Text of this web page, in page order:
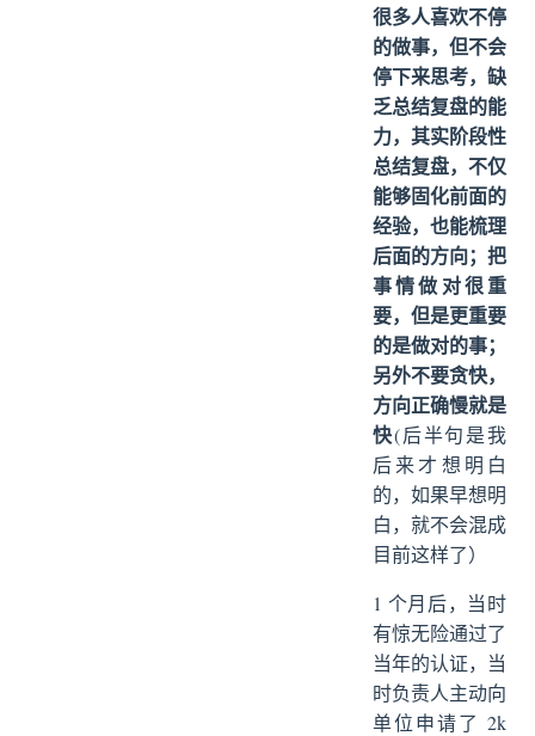
很多人喜欢不停
的做事，但不会
停下来思考，缺
乏总结复盘的能
力，其实阶段性
总结复盘，不仅
能够固化前面的
经验，也能梳理
后面的方向；把
事情做对很重
要，但是更重要
的是做对的事；
另外不要贪快，
方向正确慢就是
快(后半句是我
后来才想明白
的，如果早想明
白，就不会混成
目前这样了）
1 个月后，当时
有惊无险通过了
当年的认证，当
时负责人主动向
单位申请了 2k